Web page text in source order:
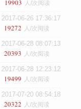
19903 人/次阅读
2017-06-26 17:36:17
19272 人/次阅读
2017-06-28 08:07:13
20393 人/次阅读
2017-06-28 12:23:12
19499 人/次阅读
2017-07-20 08:54:18
20322 人/次阅读